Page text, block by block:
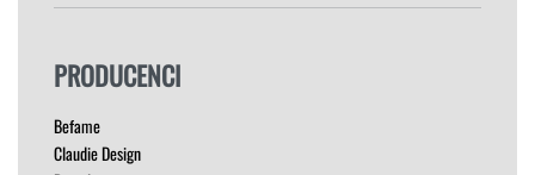
SKLEP
FOTELE
KRZESŁA
ŁÓŻKA
Befame